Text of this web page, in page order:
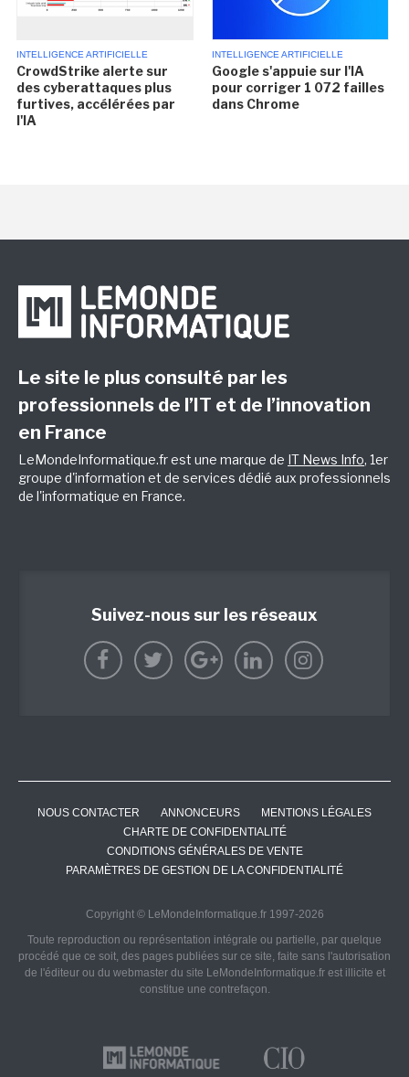
INTELLIGENCE ARTIFICIELLE
CrowdStrike alerte sur
des cyberattaques plus
furtives, accélérées par
l'IA
INTELLIGENCE ARTIFICIELLE
Google s'appuie sur l'IA
pour corriger 1 072 failles
dans Chrome
Le site le plus consulté par les
professionnels de l’IT et de l’innovation
en France
LeMondeInformatique.fr est une marque de IT News Info, 1er
groupe d'information et de services dédié aux professionnels
de l'informatique en France.
Suivez-nous sur les réseaux
NOUS CONTACTER ANNONCEURS
MENTIONS LÉGALES
CHARTE DE CONFIDENTIALITÉ
CONDITIONS GÉNÉRALES DE VENTE
PARAMÈTRES DE GESTION DE LA CONFIDENTIALITÉ
Copyright © LeMondeInformatique.fr 1997-2026
Toute reproduction ou représentation intégrale ou partielle, par quelque
procédé que ce soit, des pages publiées sur ce site, faite sans l'autorisation
de l'éditeur ou du webmaster du site LeMondeInformatique.fr est illicite et
constitue une contrefaçon.